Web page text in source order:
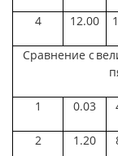
4 12.00
Сравнение с
1 0.03
2 1.20